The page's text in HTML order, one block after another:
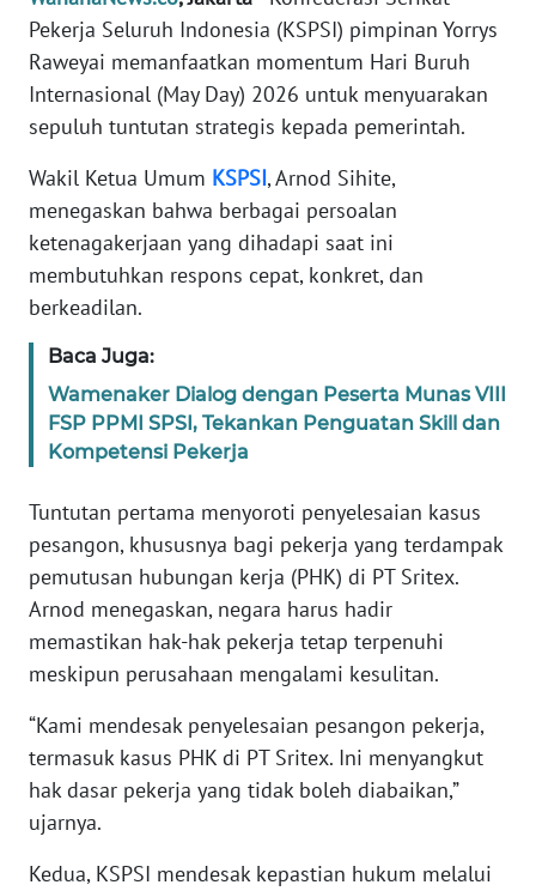
Pekerja Seluruh Indonesia (KSPSI) pimpinan Yorrys
Raweyai memanfaatkan momentum Hari Buruh
Internasional (May Day) 2026 untuk menyuarakan
sepuluh tuntutan strategis kepada pemerintah.
Wakil Ketua Umum KSPSI, Arnod Sihite,
menegaskan bahwa berbagai persoalan
ketenagakerjaan yang dihadapi saat ini
membutuhkan respons cepat, konkret, dan
berkeadilan.
Baca Juga:
Wamenaker Dialog dengan Peserta Munas VIII
FSP PPMI SPSI, Tekankan Penguatan Skill dan
Kompetensi Pekerja
Tuntutan pertama menyoroti penyelesaian kasus
pesangon, khususnya bagi pekerja yang terdampak
pemutusan hubungan kerja (PHK) di PT Sritex.
Arnod menegaskan, negara harus hadir
memastikan hak-hak pekerja tetap terpenuhi
meskipun perusahaan mengalami kesulitan.
“Kami mendesak penyelesaian pesangon pekerja,
termasuk kasus PHK di PT Sritex. Ini menyangkut
hak dasar pekerja yang tidak boleh diabaikan,”
ujarnya.
Kedua, KSPSI mendesak kepastian hukum melalui
Informasi
INDEKS
BERITA
KAMI
INFO
IKLAN
KAMI
PEDOMAN
MEDIA
SIBER
DISCLAIMER
Wahana
Regional
WN